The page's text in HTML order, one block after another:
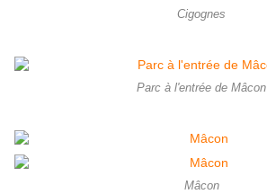
Cigognes
Parc à l'entrée de Mâcon
Mâcon